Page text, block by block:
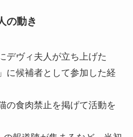
の動き
デヴィ夫人が立ち上げた
に候補者として参加した経
の食肉禁止を掲げて活動を